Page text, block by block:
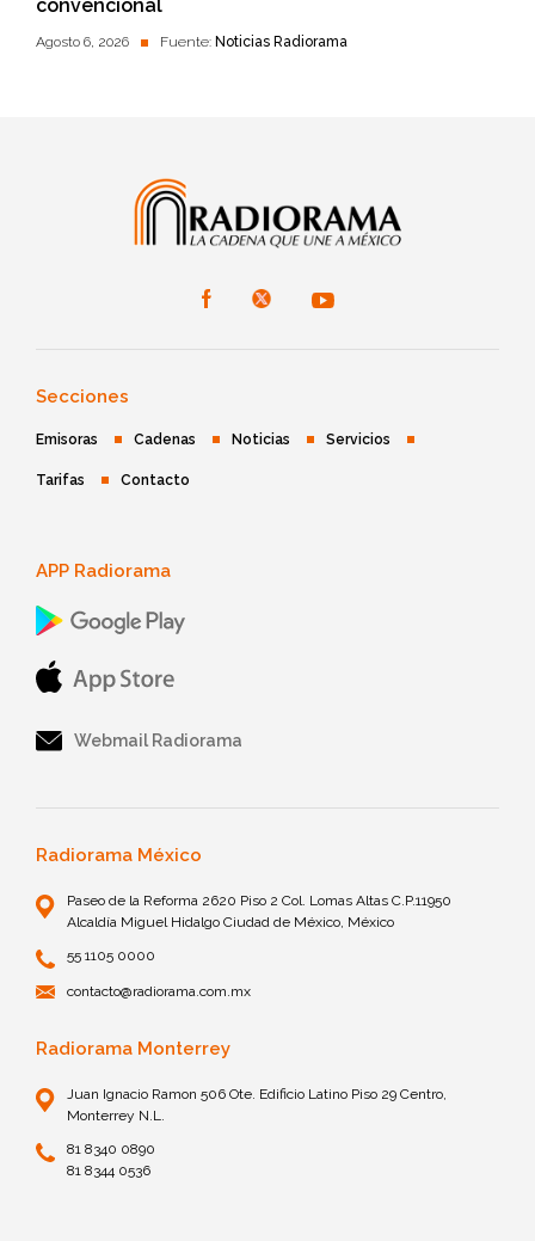
convencional
Agosto 6, 2026 Fuente: Noticias Radiorama
Secciones
Emisoras Cadenas Noticias Servicios
Tarifas Contacto
APP Radiorama
Webmail Radiorama
Radiorama México
Paseo de la Reforma 2620 Piso 2 Col. Lomas Altas C.P.11950
Alcaldía Miguel Hidalgo Ciudad de México, México
55 1105 0000
contacto@radiorama.com.mx
Radiorama Monterrey
Juan Ignacio Ramon 506 Ote. Edificio Latino Piso 29 Centro,
Monterrey N.L.
81 8340 0890
81 8344 0536